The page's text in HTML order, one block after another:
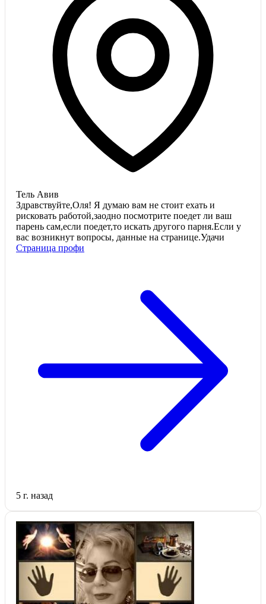
Тель Авив
Здравствуйте,Оля! Я думаю вам не стоит ехать и
рисковать работой,заодно посмотрите поедет ли ваш
парень сам,если поедет,то искать другого парня.Если у
вас возникнут вопросы, данные на странице.Удачи
Страница профи
5 г. назад